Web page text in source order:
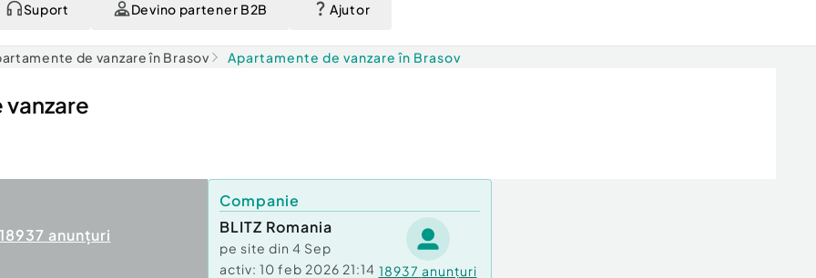
Suport Devino partener B2B Ajutor
de vanzare în Brasov Apartamente de vanzare în Brasov
anunțuri
Companie
BLITZ Romania
pe site din 4 Sep
activ: 10 feb 2026 21:14 18937 anunțuri